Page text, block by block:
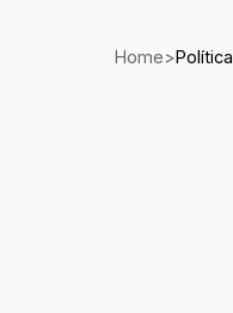
Home>Política